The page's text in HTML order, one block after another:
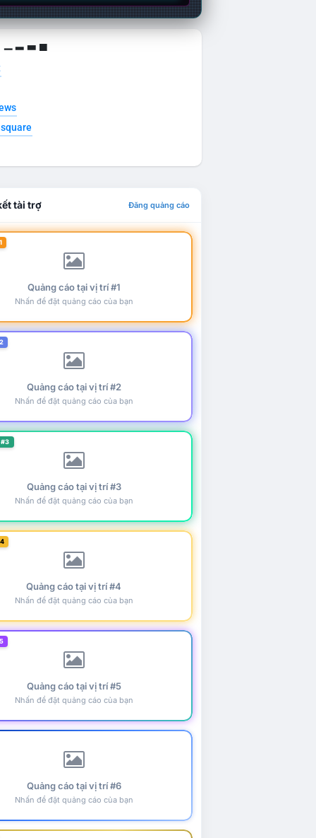
▁ ▂ ▃ ▄
tài trợ Đăng quảng cáo
Quảng cáo tại vị trí #1
Nhấn để đặt quảng cáo của bạn
Quảng cáo tại vị trí #2
Nhấn để đặt quảng cáo của bạn
Quảng cáo tại vị trí #3
Nhấn để đặt quảng cáo của bạn
Quảng cáo tại vị trí #4
Nhấn để đặt quảng cáo của bạn
Quảng cáo tại vị trí #5
Nhấn để đặt quảng cáo của bạn
Quảng cáo tại vị trí #6
Nhấn để đặt quảng cáo của bạn